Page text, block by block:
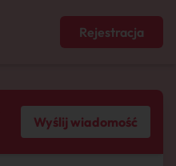
Rejestracja
Wyślij wiadomość